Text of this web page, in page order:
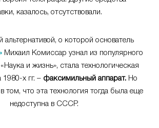
казалось, отсутствовали.
альтернативой, о которой основатель
Михаил Комиссар узнал из популярного
и жизнь», стала технологическая
1980-х гг. – факсимильный аппарат.Но
том, что эта технология тогда была еще
недоступна в СССР.